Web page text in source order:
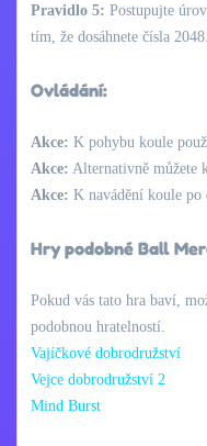
Pravidlo 5: Postupujte
tím, že dosáhnete čísla 2048.
Ovládání:
Akce: K pohybu koule
Akce: Alternativně můžete
Akce: K navádění koule po
Hry podobné Ball
Pokud vás tato hra baví,
podobnou hratelností.
Vajíčkové dobrodružství
Vejce dobrodružství 2
Mind Burst